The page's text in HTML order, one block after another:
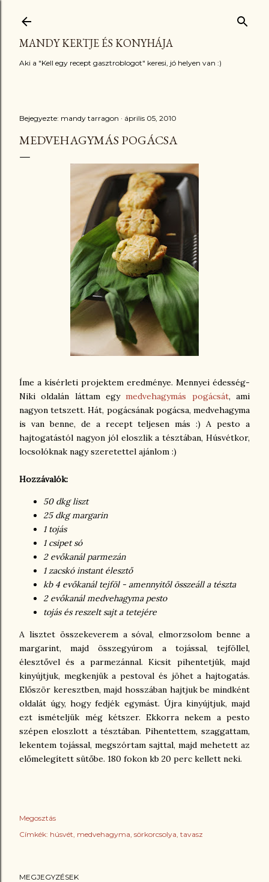
MANDY KERTJE ÉS KONYHÁJA
Aki a "Kell egy recept gasztroblogot" keresi, jó helyen van :)
Bejegyezte: mandy tarragon április 05, 2010
MEDVEHAGYMÁS POGÁCSA
Íme a kísérleti projektem eredménye. Mennyei édesség-
Niki oldalán láttam egymedvehagymás pogácsát, ami
nagyon tetszett. Hát, pogácsának pogácsa, medvehagyma
is van benne, de a recept teljesen más :) A pesto a
hajtogatástól nagyon jól eloszlik a tésztában, Húsvétkor,
locsolóknak nagy szeretettel ajánlom :)
Hozzávalók:
50 dkg liszt
25 dkg margarin
1 tojás
1 csipet só
2 evőkanál parmezán
1 zacskó instant élesztő
kb 4 evőkanál tejföl - amennyitől összeáll a tészta
2 evőkanál medvehagyma pesto
tojás és reszelt sajt a tetejére
A lisztet összekeverem a sóval, elmorzsolom benne a
margarint, majd összegyúrom a tojással, tejföllel,
élesztővel és a parmezánnal. Kicsit pihentetjük, majd
kinyújtjuk, megkenjük a pestoval és jöhet a hajtogatás.
Először keresztben, majd hosszában hajtjuk be mindként
oldalát úgy, hogy fedjék egymást. Újra kinyújtjuk, majd
ezt ismételjük még kétszer. Ekkorra nekem a pesto
szépen eloszlott a tésztában. Pihentettem, szaggattam,
lekentem tojással, megszórtam sajttal, majd mehetett az
előmelegített sütőbe. 180 fokon kb 20 perc kellett neki.
Megosztás
Címkék: húsvét medvehagyma sörkorcsolya tavasz
MEGJEGYZÉSEK